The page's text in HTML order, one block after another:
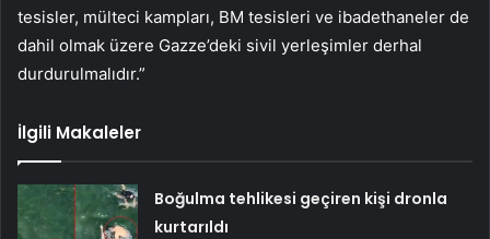
tesisler, mülteci kampları, BM tesisleri ve ibadethaneler de
dahil olmak üzere Gazze’deki sivil yerleşimler derhal
durdurulmalıdır.”
İlgili Makaleler
Boğulma tehlikesi geçiren kişi dronla
kurtarıldı